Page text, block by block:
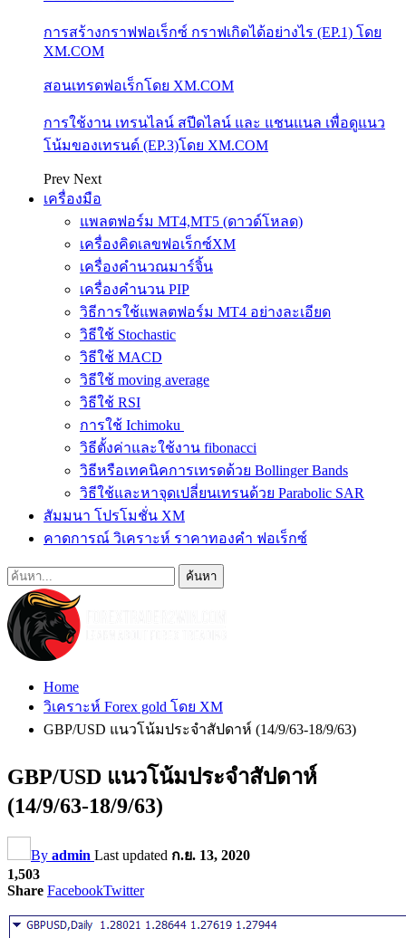
การสร้างกราฟฟอเร็กซ์ กราฟเกิดได้อย่างไร (EP.1) โดย
XM.COM
สอนเทรดฟอเร็กโดย XM.COM
การใช้งาน เทรนไลน์ สปีดไลน์ และ แชนแนล เพื่อดูแนว
โน้มของเทรนด์ (EP.3)โดย XM.COM
Prev Next
เครื่องมือ
แพลตฟอร์ม MT4,MT5 (ดาวด์โหลด)
เครื่องคิดเลขฟอเร็กซ์XM
เครื่องคำนวณมาร์จิ้น
เครื่องคำนวน PIP
วิธีการใช้แพลตฟอร์ม MT4 อย่างละเอียด
วิธีใช้ Stochastic
วิธีใช้ MACD
วิธีใช้ moving average
วิธีใช้ RSI
การใช้ Ichimoku
วิธีตั้งค่าและใช้งาน fibonacci
วิธีหรือเทคนิคการเทรดด้วย Bollinger Bands
วิธีใช้และหาจุดเปลี่ยนเทรนด้วย Parabolic SAR
สัมมนา โปรโมชั่น XM
คาดการณ์ วิเคราะห์ ราคาทองคำ ฟอเร็กซ์
Home
วิเคราะห์ Forex gold โดย XM
GBP/USD แนวโน้มประจำสัปดาห์ (14/9/63-18/9/63)
GBP/USD แนวโน้มประจำสัปดาห์
(14/9/63-18/9/63)
By admin Last updated ก.ย. 13, 2020
1,503
Share FacebookTwitter